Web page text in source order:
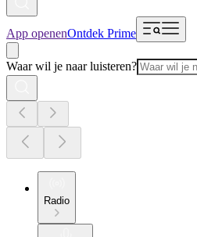
App openenOntdek Prime
Waar wil je naar luisteren?
Radio